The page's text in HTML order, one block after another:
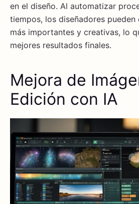
en el diseño. Al automatizar
tiempos, los diseñadores pueden
más importantes y creativas, lo
mejores resultados finales.
Mejora de
Edición con IA